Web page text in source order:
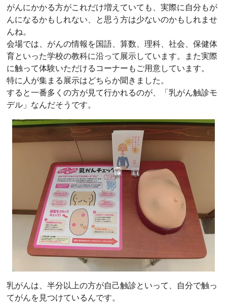
がんにかかる方がこれだけ増えていても、実際に自分もが
んになるかもしれない、と思う方は少ないのかもしれませ
んね。
会場では、がんの情報を国語、算数、理科、社会、保健体
育といった学校の教科に沿って展示しています。また実際
に触って体験いただけるコーナーもご用意しています。
特に人が集まる展示はどちらか聞きました。
すると一番多くの方が見て行かれるのが、「乳がん触診モ
デル」なんだそうです。
乳がんは、半分以上の方が自己触診といって、自分で触っ
てがんを見つけているんです。